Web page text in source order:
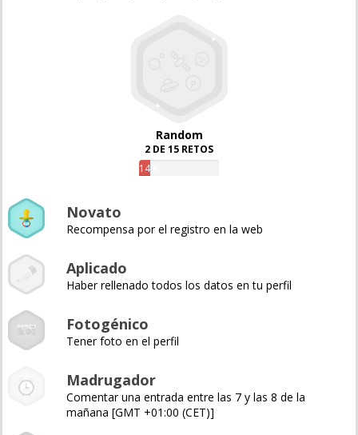
Random
2 DE 15 RETOS
14%
Novato
Recompensa por el registro en la web
Aplicado
Haber rellenado todos los datos en tu perfil
Fotogénico
Tener foto en el perfil
Madrugador
Comentar una entrada entre las 7 y las 8 de la
mañana [GMT +01:00 (CET)]